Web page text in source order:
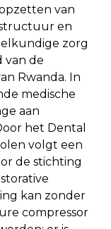
van
en
zorg
van de
Rwanda. In
medische
aan
het Dental
volgt een
de stichting
kan zonder
compressor